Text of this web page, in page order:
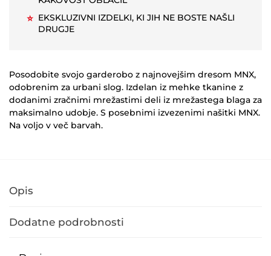
⭐ EKSKLUZIVNI IZDELKI, KI JIH NE BOSTE NAŠLI
DRUGJE
Posodobite svojo garderobo z najnovejšim dresom MNX,
odobrenim za urbani slog. Izdelan iz mehke tkanine z
dodanimi zračnimi mrežastimi deli iz mrežastega blaga za
maksimalno udobje. S posebnimi izvezenimi našitki MNX.
Na voljo v več barvah.
Opis
Dodatne podrobnosti